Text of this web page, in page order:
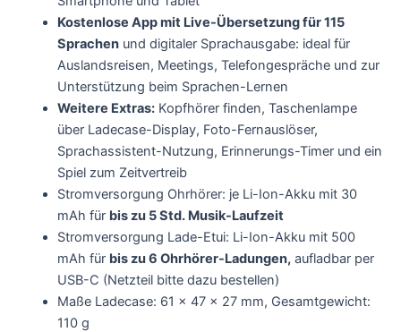
Kostenlose App mit Live-Übersetzung für 115
Sprachenund digitaler Sprachausgabe: ideal für
Auslandsreisen, Meetings, Telefongespräche und zur
Unterstützung beim Sprachen-Lernen
Weitere Extras:Kopfhörer finden, Taschenlampe
über Ladecase-Display, Foto-Fernauslöser,
Sprachassistent-Nutzung, Erinnerungs-Timer und ein
Spiel zum Zeitvertreib
Stromversorgung Ohrhörer: je Li-Ion-Akku mit 30
mAh für bis zu 5 Std. Musik-Laufzeit
Stromversorgung Lade-Etui: Li-Ion-Akku mit 500
mAh für bis zu 6 Ohrhörer-Ladungen,aufladbar per
USB-C (Netzteil bitte dazu bestellen)
Maße Ladecase: 61 x 47 x 27 mm, Gesamtgewicht:
110 g